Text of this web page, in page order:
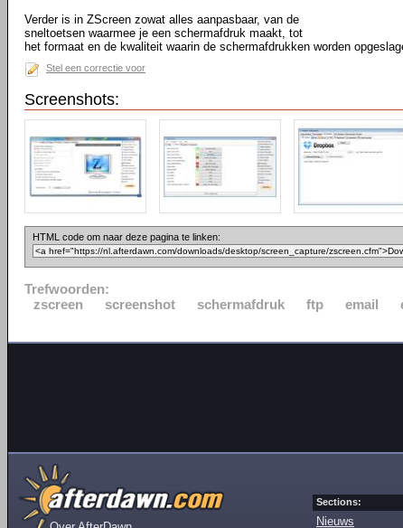
Verder is in ZScreen zowat alles aanpasbaar, van de
sneltoetsen waarmee je een schermafdruk maakt, tot
het formaat en de kwaliteit waarin de schermafdrukken worden
Stel een correctie voor
Screenshots:
HTML code om naar deze pagina te linken:
Trefwoorden:
zscreen
screenshot schermafdruk ftp email
Sections:
Nieuws